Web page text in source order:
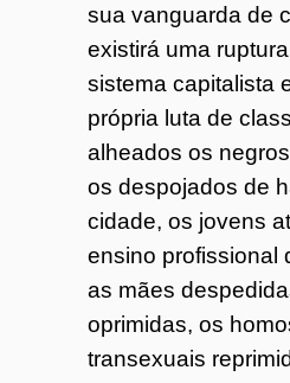
sua vanguarda de
existirá uma
sistema capitalista
própria luta de
alheados os
os despojados de
cidade, os jovens
ensino profissional
as mães
oprimidas, os
transexuais